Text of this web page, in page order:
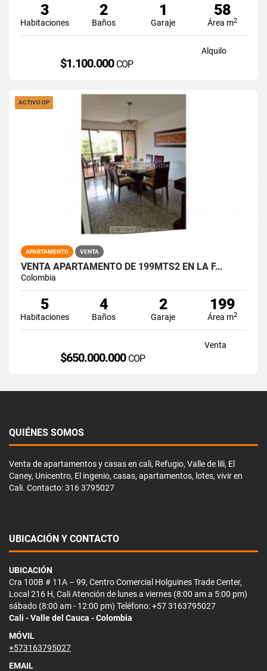
3
Habitaciones
2
Baños
1
Garaje
58
Área m2
Alquilo
$1.100.000 COP
ACTIVO OP
APARTAMENTO VENTA
VENTA APARTAMENTO DE 199MTS2 EN LA F…
Colombia
5
Habitaciones
4
Baños
2
Garaje
199
Área m2
Venta
$650.000.000 COP
QUIÉNES SOMOS
Venta de apartamentos y casas en cali, Refugio, Valle de lili, El
Caney, Unicentro, El ingenio, casas, apartamentos, lotes, vivir en
Cali. Contacto: 316 3795027
UBICACIÓN Y CONTACTO
UBICACIÓN
Cra 100B # 11A – 99, Centro Comercial Holguines Trade Center,
Local 216 H, Cali Atención de lunes a viernes (8:00 am a 5:00 pm)
sábado (8:00 am - 12:00 pm) Teléfono: +57 3163795027
Cali - Valle del Cauca - Colombia
MÓVIL
+573163795027
EMAIL